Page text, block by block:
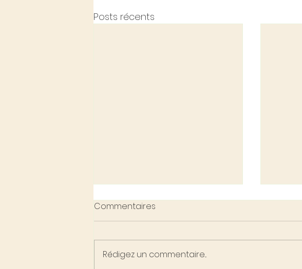
Posts récents
Commentaires
Rédigez un commentaire...